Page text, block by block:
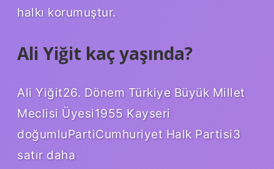
halkı korumuştur.
Ali Yiğit kaç yaşında?
Ali Yiğit26. Dönem Türkiye Büyük Millet
Meclisi Üyesi1955 Kayseri
doğumluPartiCumhuriyet Halk Partisi3
satır daha